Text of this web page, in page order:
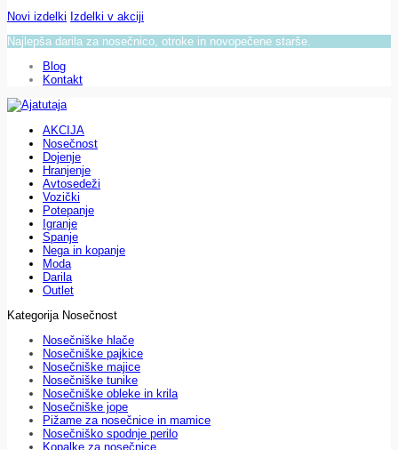
Novi izdelki Izdelki v akciji
Najlepša darila za nosečnico, otroke in novopečene starše.
Blog
Kontakt
AKCIJA
Nosečnost
Dojenje
Hranjenje
Avtosedeži
Vozički
Potepanje
Igranje
Spanje
Nega in kopanje
Moda
Darila
Outlet
Kategorija Nosečnost
Nosečniške hlače
Nosečniške pajkice
Nosečniške majice
Nosečniške tunike
Nosečniške obleke in krila
Nosečniške jope
Pižame za nosečnice in mamice
Nosečniško spodnje perilo
Kopalke za nosečnice